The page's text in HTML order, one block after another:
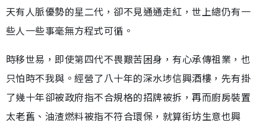
天有人脈優勢的星二代，卻不見通通走紅，世上總仍有一
些人一些事毫無方程式可循。
時移世易，即使第四代不畏艱苦困身，有心承傳祖業，也
只怕時不我與。經營了八十年的深水埗信興酒樓，先有掛
了幾十年卻被政府指不合規格的招牌被拆，再而廚房裝置
太老舊、油渣燃料被指不符合環保，就算街坊生意也興